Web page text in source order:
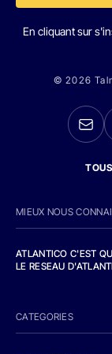
En cliquant sur
© 2026
MIEUX NOUS
ATLANTICO C'EST
LE RESEAU
CATEGORIES